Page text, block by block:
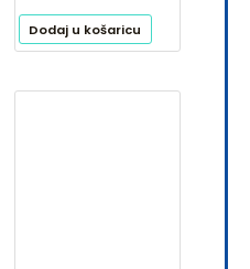
Dodaj u košaricu